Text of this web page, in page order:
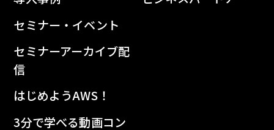
セミナー・イベント
セミナーアーカイブ配
信
はじめようAWS！
3分で学べる動画コン